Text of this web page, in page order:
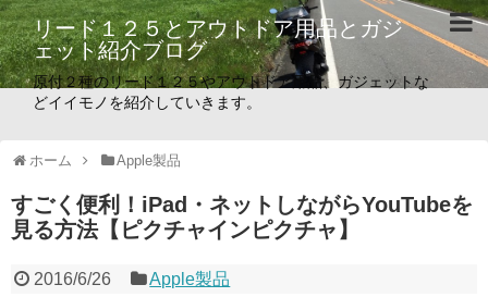
リード１２５とアウトドア用品とガジ
ェット紹介ブログ
原付２種のリード１２５やアウトドア用品、ガジェットな
どイイモノを紹介していきます。
ホーム Apple製品
すごく便利！iPad・ネットしながらYouTubeを
見る方法【ピクチャインピクチャ】
2016/6/26 Apple製品